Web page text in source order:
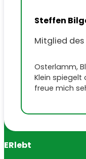
Steffen
Mitglied
Osterlamm,
Klein spiegelt
freue mich
ERlebt